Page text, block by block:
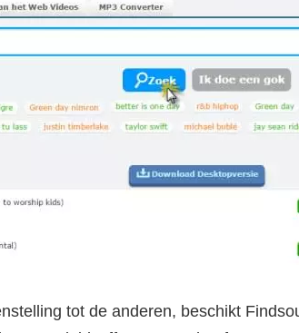
tot de anderen, beschikt